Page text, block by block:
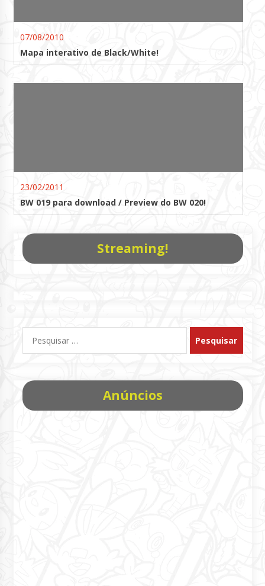
07/08/2010
Mapa interativo de Black/White!
23/02/2011
BW 019 para download / Preview do BW 020!
Streaming!
por:
Anúncios